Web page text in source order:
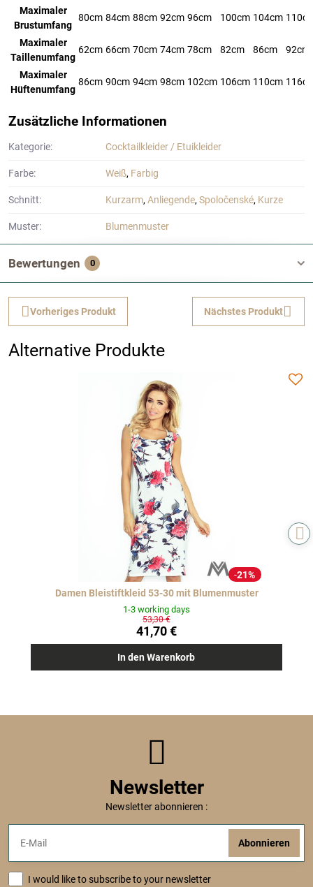
Maximaler
Brustumfang
80cm 84cm 88cm 92cm 96cm 100cm 104cm
Maximaler
Taillenumfang
62cm 66cm 70cm 74cm 78cm 82cm 86cm 92cm
Maximaler
Hüftenumfang
86cm 90cm 94cm 98cm 102cm 106cm 110cm
Zusätzliche Informationen
Kategorie: Cocktailkleider / Etuikleider
Farbe: Weiß, Farbig
Schnitt: Kurzarm,Anliegende,Spoločenské, Kurze
Muster: Blumenmuster
Bewertungen 0
Vorheriges Produkt Nächstes Produkt
Alternative Produkte
21%
Damen Bleistiftkleid 53-30 mit Blumenmuster
1-3 working days
41,70 €
53,30 €
In den Warenkorb
Newsletter
Newsletter abonnieren :
Abonnieren
I would like to subscribe to your newsletter